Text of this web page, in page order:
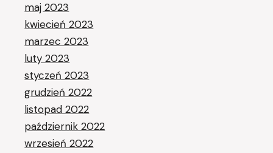
maj 2023
kwiecień 2023
marzec 2023
luty 2023
styczeń 2023
grudzień 2022
listopad 2022
październik 2022
wrzesień 2022